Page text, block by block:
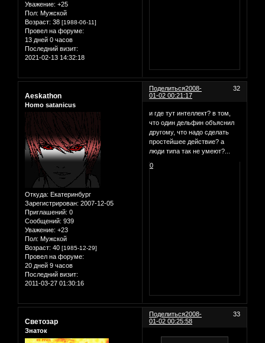
Уважение: +25
Пол: Мужской
Возраст: 38 [1988-06-11]
Провел на форуме:
13 дней 0 часов
Последний визит:
2021-02-13 14:32:18
Поделиться 32
2008-
01-02 00:21:17
Aeskathon
Homo satanicus
Откуда: Екатеринбург
Зарегистрирован: 2007-12-05
Приглашений: 0
Сообщений: 939
Уважение: +23
Пол: Мужской
Возраст: 40 [1985-12-29]
Провел на форуме:
20 дней 9 часов
Последний визит:
2011-03-27 01:30:16
и где тут интеллект? в том,
что один дельфин объяснил
другому, что надо сделать
простейшее действие? а
люди типа так не умеют?...
0
Поделиться 33
2008-
01-02 00:25:58
Светозар
Знаток